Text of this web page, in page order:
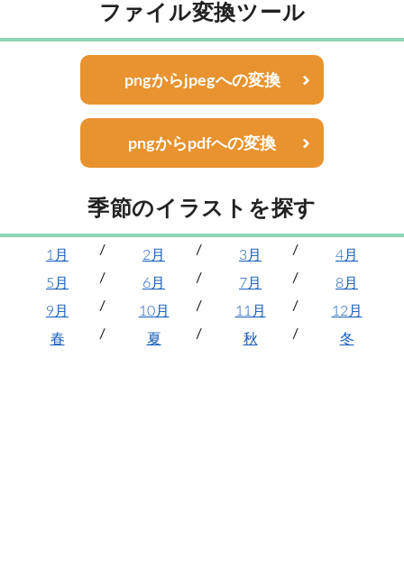
ファイル変換ツール
pngからjpegへの変換
pngからpdfへの変換
季節のイラストを探す
1月 2月 3月
4月
5月
6月 7月
8月
9月
10月 11月
12月
春
夏 秋 冬